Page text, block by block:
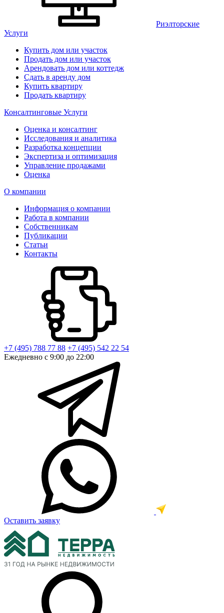
Риэлторские
Услуги
Купить дом или участок
Продать дом или участок
Арендовать дом или коттедж
Сдать в аренду дом
Купить квартиру
Продать квартиру
Консалтинговые Услуги
Оценка и консалтинг
Исследования и аналитика
Разработка концепции
Экспертиза и оптимизация
Управление продажами
Оценка
О компании
Информация о компании
Работа в компании
Собственникам
Публикации
Статьи
Контакты
+7 (495) 788 77 88 +7 (495) 542 22 54
Ежедневно с 9:00 до 22:00
Оставить заявку